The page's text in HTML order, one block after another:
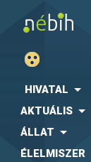
HIVATAL
AKTUÁLIS
ÁLLAT
ÉLELMISZER